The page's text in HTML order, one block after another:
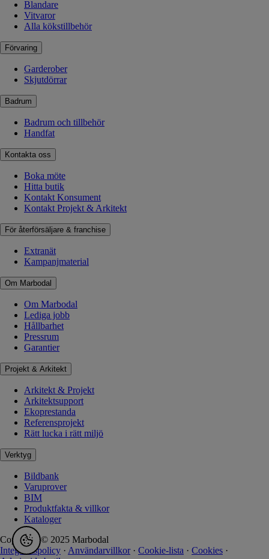
Blandare
Vitvaror
Alla kökstillbehör
Förvaring
Garderober
Skjutdörrar
Badrum
Badrum och tillbehör
Handfat
Kontakta oss
Boka möte
Hitta butik
Kontakt Konsument
Kontakt Projekt & Arkitekt
För återförsäljare & franchise
Extranät
Kampanjmaterial
Om Marbodal
Om Marbodal
Lediga jobb
Hållbarhet
Pressrum
Garantier
Projekt & Arkitekt
Arkitekt & Projekt
Arkitektsupport
Ekoprestanda
Referensprojekt
Rätt lucka i rätt miljö
Verktyg
Bildbank
Varuprover
BIM
Produktfakta & villkor
Kataloger
Copyright © 2025 Marbodal
Integritetspolicy · Användarvillkor · Cookie-lista · Cookies ·